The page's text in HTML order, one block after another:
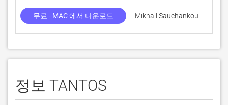
무료 - MAC 에서 다운로드 Mikhail Sauchankou
정보 TANTOS